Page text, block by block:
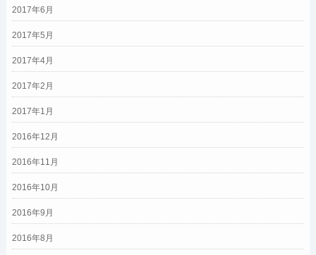
2017年6月
2017年5月
2017年4月
2017年2月
2017年1月
2016年12月
2016年11月
2016年10月
2016年9月
2016年8月